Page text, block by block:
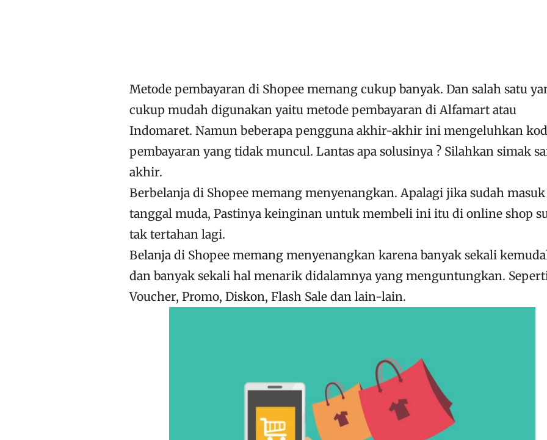
Metode pembayaran di Shopee memang cukup banyak. Dan salah satu
cukup mudah digunakan yaitu metode pembayaran di Alfamart atau
Indomaret. Namun beberapa pengguna akhir-akhir ini mengeluhkan
pembayaran yang tidak muncul. Lantas apa solusinya ? Silahkan simak
akhir.
Berbelanja di Shopee memang menyenangkan. Apalagi jika sudah masuk
tanggal muda, Pastinya keinginan untuk membeli ini itu di online shop
tak tertahan lagi.
Belanja di Shopee memang menyenangkan karena banyak sekali
dan banyak sekali hal menarik didalamnya yang menguntungkan.
Voucher, Promo, Diskon, Flash Sale dan lain-lain.